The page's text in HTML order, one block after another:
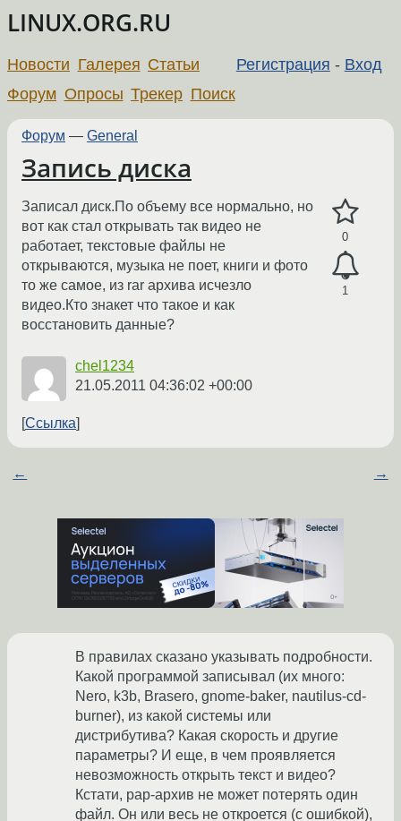
LINUX.ORG.RU
Регистрация - Вход
Новости Галерея Статьи
Форум Опросы Трекер Поиск
Форум — General
Запись диска
0
1
Записал диск.По объему все нормально, но
вот как стал открывать так видео не
работает, текстовые файлы не
открываются, музыка не поет, книги и фото
то же самое, из rar архива исчезло
видео.Кто знакет что такое и как
восстановить данные?
chel1234
21.05.2011 04:36:02 +00:00
Ссылка
← →
В правилах сказано указывать подробности.
Какой программой записывал (их много:
Nero, k3b, Brasero, gnome-baker, nautilus-cd-
burner), из какой системы или
дистрибутива? Какая скорость и другие
параметры? И еще, в чем проявляется
невозможность открыть текст и видео?
Кстати, рар-архив не может потерять один
файл. Он или весь не откроется (с ошибкой),